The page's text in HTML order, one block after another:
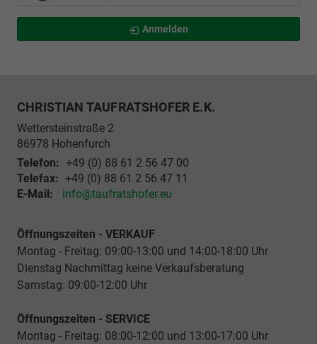
Anmelden
CHRISTIAN TAUFRATSHOFER E.K.
Wettersteinstraße 2
86978 Hohenfurch
Telefon: +49 (0) 88 61 2 56 47 00
Telefax: +49 (0) 88 61 2 56 47 11
E-Mail:
info@taufratshofer.eu
Öffnungszeiten - VERKAUF
Montag - Freitag: 09:00-13:00 und 14:00-18:00 Uhr
Dienstag Nachmittag keine Verkaufsberatung
Samstag: 09:00-12:00 Uhr
Öffnungszeiten - SERVICE
Montag - Freitag: 08:00-12:00 und 13:00-17:00 Uhr